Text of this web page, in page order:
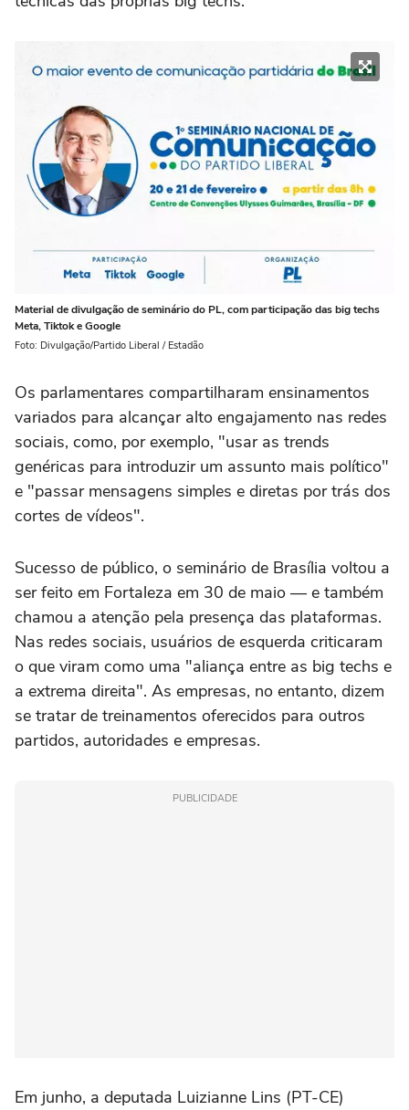
Material de divulgação de seminário do PL, com participação das big techs
Meta, Tiktok e Google
Foto: Divulgação/Partido Liberal / Estadão
Os parlamentares compartilharam ensinamentos
variados para alcançar alto engajamento nas redes
sociais, como, por exemplo, "usar as trends
genéricas para introduzir um assunto mais político"
e "passar mensagens simples e diretas por trás dos
cortes de vídeos".
Sucesso de público, o seminário de Brasília voltou a
ser feito em Fortaleza em 30 de maio — e também
chamou a atenção pela presença das plataformas.
Nas redes sociais, usuários de esquerda criticaram
o que viram como uma "aliança entre as big techs e
a extrema direita". As empresas, no entanto, dizem
se tratar de treinamentos oferecidos para outros
partidos, autoridades e empresas.
PUBLICIDADE
Em junho, a deputada Luizianne Lins (PT-CE)